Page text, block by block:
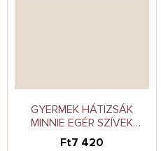
GYERMEK HÁTIZSÁK
MINNIE EGÉR SZÍVEK
MASNIVAL
Ft7 420